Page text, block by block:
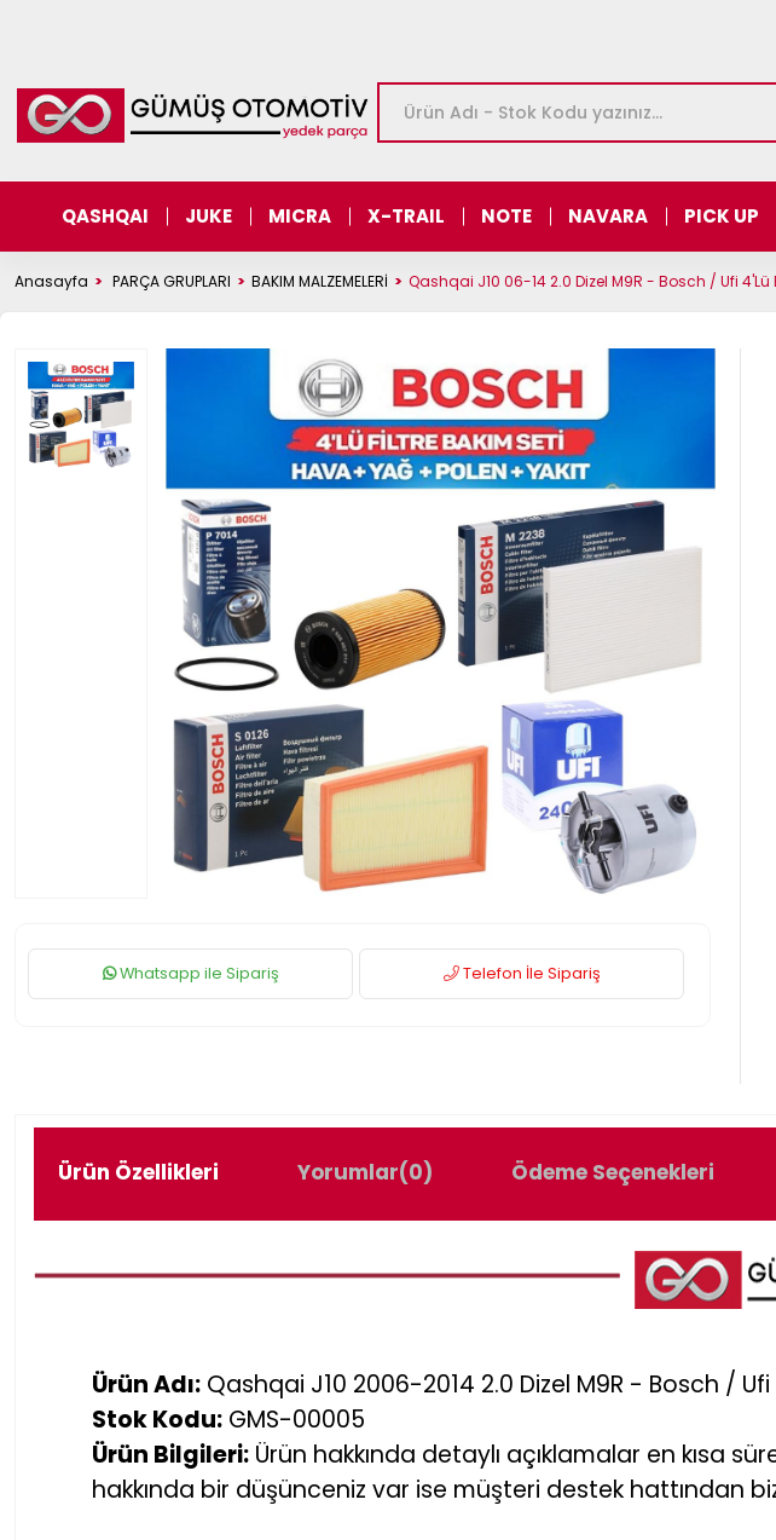
QASHQAI JUKE MICRA X-TRAIL NOTE NAVARA PICK UP
Anasayfa PARÇA GRUPLARI BAKIM MALZEMELERİ Qashqai J10 06-14 2.0 Dizel M9R - Bosch / Ufi
Whatsapp ile Sipariş Telefon İle Sipariş
Ürün Özellikleri Yorumlar(0) Ödeme Seçenekleri
Ürün Adı: Qashqai J10 2006-2014 2.0 Dizel M9R - Bosch /
Stok Kodu: GMS-00005
Ürün Bilgileri: Ürün hakkında detaylı açıklamalar en kısa
hakkında bir düşünceniz var ise müşteri destek hattından